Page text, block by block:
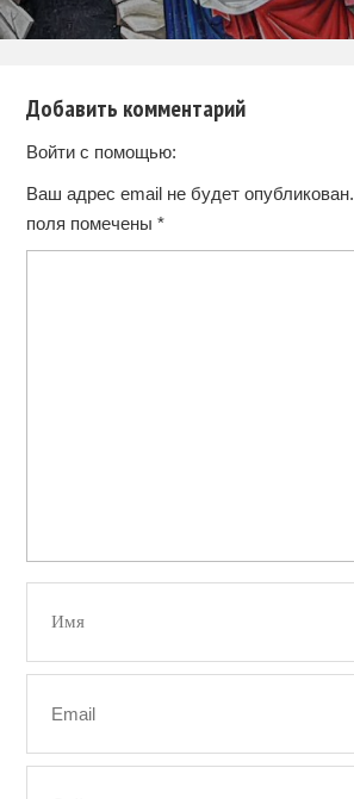
Добавить комментарий
Войти с помощью:
Ваш адрес email не будет опубликован.
поля помечены *